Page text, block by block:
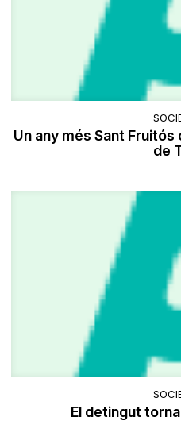
Un any més Sant Fruitós
de
El detingut